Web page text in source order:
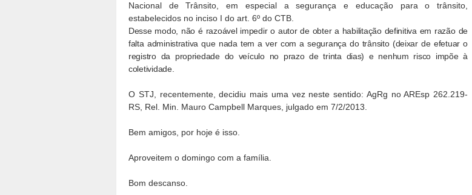
Nacional de Trânsito, em especial a segurança e educação para o trânsito,
estabelecidos no inciso I do art. 6º do CTB.
Desse modo, não é razoável impedir o autor de obter a habilitação definitiva em razão de
falta administrativa que nada tem a ver com a segurança do trânsito (deixar de efetuar o
registro da propriedade do veículo no prazo de trinta dias) e nenhum risco impõe à
coletividade.
O STJ, recentemente, decidiu mais uma vez neste sentido: AgRg no AREsp 262.219-
RS, Rel. Min. Mauro Campbell Marques, julgado em 7/2/2013.
Bem amigos, por hoje é isso.
Aproveitem o domingo com a família.
Bom descanso.